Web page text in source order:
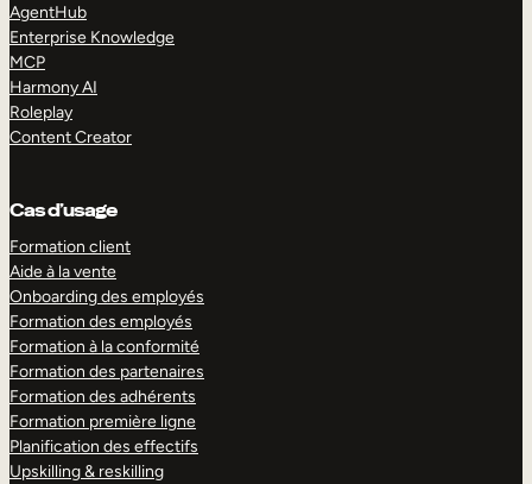
AgentHub
Enterprise Knowledge
MCP
Harmony AI
Roleplay
Content Creator
Cas d’usage
Formation client
Aide à la vente
Onboarding des employés
Formation des employés
Formation à la conformité
Formation des partenaires
Formation des adhérents
Formation première ligne
Planification des effectifs
Upskilling & reskilling